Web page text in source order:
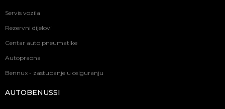
Servis vozila
Rezervni dijelovi
Centar auto pneumatike
Autopraona
Bennux - zastupanje u osiguranju
AUTOBENUSSI